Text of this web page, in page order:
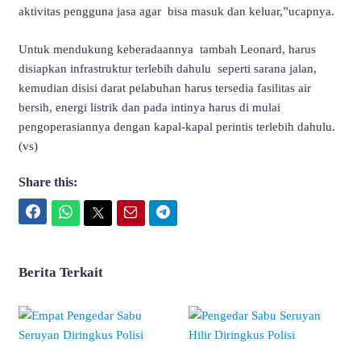
aktivitas pengguna jasa agar bisa masuk dan keluar,”ucapnya.
Untuk mendukung keberadaannya tambah Leonard, harus
disiapkan infrastruktur terlebih dahulu seperti sarana jalan,
kemudian disisi darat pelabuhan harus tersedia fasilitas air
bersih, energi listrik dan pada intinya harus di mulai
pengoperasiannya dengan kapal-kapal perintis terlebih dahulu.
(vs)
Share this:
Berita Terkait